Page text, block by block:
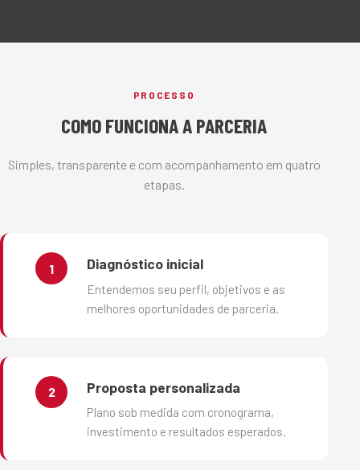
PROCESSO
COMO FUNCIONA A PARCERIA
Simples, transparente e com acompanhamento em quatro
etapas.
1 Diagnóstico inicial
Entendemos seu perfil, objetivos e as
melhores oportunidades de parceria.
2 Proposta personalizada
Plano sob medida com cronograma,
investimento e resultados esperados.